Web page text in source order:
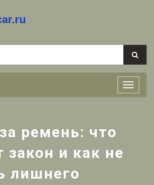
ремень: что
закон и как не
лишнего